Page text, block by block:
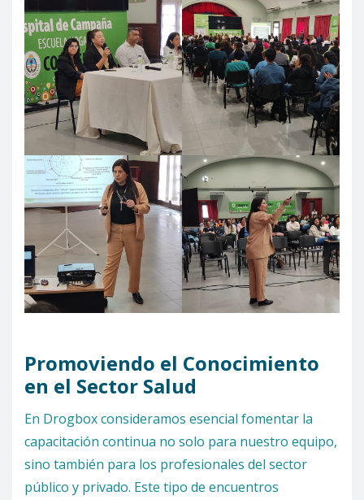
Promoviendo el Conocimiento
en el Sector Salud
En Drogbox consideramos esencial fomentar la
capacitación continua no solo para nuestro equipo,
sino también para los profesionales del sector
público y privado. Este tipo de encuentros